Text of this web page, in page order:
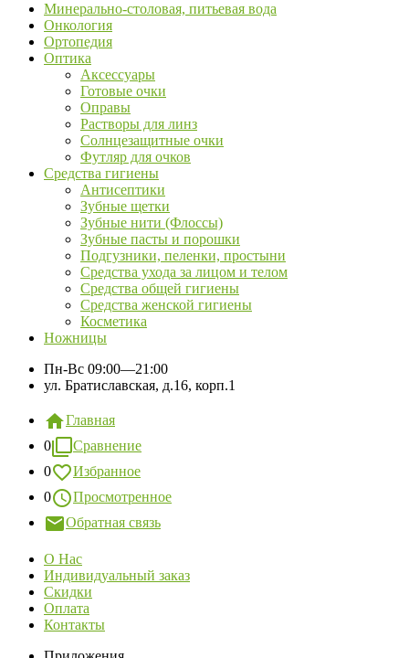
Минерально-столовая, питьевая вода
Онкология
Ортопедия
Оптика
Аксессуары
Готовые очки
Оправы
Растворы для линз
Солнцезащитные очки
Футляр для очков
Средства гигиены
Антисептики
Зубные щетки
Зубные нити (Флоссы)
Зубные пасты и порошки
Подгузники, пеленки, простыни
Средства ухода за лицом и телом
Средства общей гигиены
Средства женской гигиены
Косметика
Ножницы
Пн-Вс 09:00—21:00
ул. Братиславская, д.16, корп.1
Главная
0
Сравнение
0
Избранное
0
Просмотренное
Обратная связь
О Нас
Индивидуальный заказ
Скидки
Оплата
Контакты